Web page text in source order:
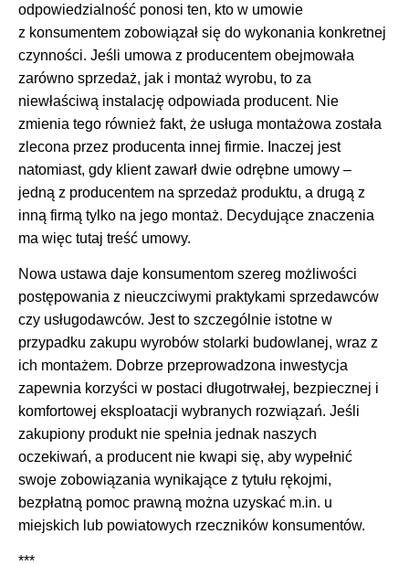
odpowiedzialność ponosi ten, kto w umowie
z konsumentem zobowiązał się do wykonania konkretnej
czynności. Jeśli umowa z producentem obejmowała
zarówno sprzedaż, jak i montaż wyrobu, to za
niewłaściwą instalację odpowiada producent. Nie
zmienia tego również fakt, że usługa montażowa została
zlecona przez producenta innej firmie. Inaczej jest
natomiast, gdy klient zawarł dwie odrębne umowy –
jedną z producentem na sprzedaż produktu, a drugą z
inną firmą tylko na jego montaż. Decydujące znaczenia
ma więc tutaj treść umowy.
Nowa ustawa daje konsumentom szereg możliwości
postępowania z nieuczciwymi praktykami sprzedawców
czy usługodawców. Jest to szczególnie istotne w
przypadku zakupu wyrobów stolarki budowlanej, wraz z
ich montażem. Dobrze przeprowadzona inwestycja
zapewnia korzyści w postaci długotrwałej, bezpiecznej i
komfortowej eksploatacji wybranych rozwiązań. Jeśli
zakupiony produkt nie spełnia jednak naszych
oczekiwań, a producent nie kwapi się, aby wypełnić
swoje zobowiązania wynikające z tytułu rękojmi,
bezpłatną pomoc prawną można uzyskać m.in. u
miejskich lub powiatowych rzeczników konsumentów.
***